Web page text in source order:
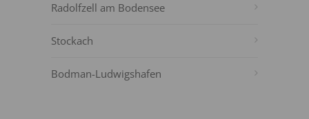
Radolfzell am Bodensee
Stockach
Bodman-Ludwigshafen